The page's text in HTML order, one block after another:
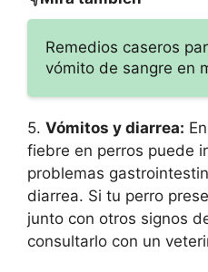
Remedios caseros
vómito de sangre en
5. Vómitos y diarrea:
fiebre en perros puede
problemas
diarrea. Si tu perro
junto con otros signos
consultarlo con un